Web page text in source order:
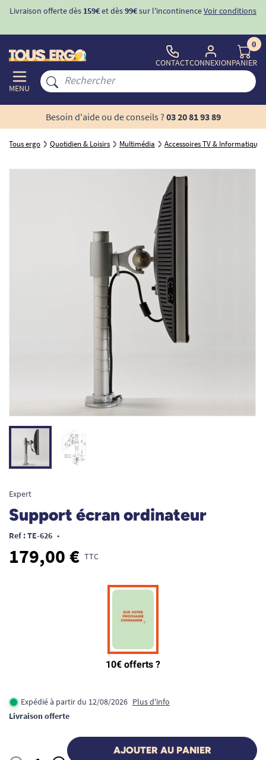
Livraison offerte dès 159€et dès99€sur l'incontinenceVoir conditions
MENU
CONTACTCONNEXION
0
PANIER
Besoin d'aide ou de conseils ? 03 20 81 93 89
Tous ergo Quotidien & Loisirs Multimédia Accessoires TV & Informatique
Expert
Support écran ordinateur
Ref : TE-626 •
179,00 € TTC
Expédié à partir du 12/08/2026 Plus d'info
Livraison offerte
AJOUTER AU PANIER